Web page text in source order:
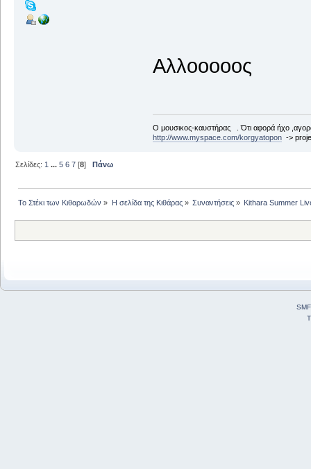
Αλλοοοοος
Ο μουσικος-καυστήρας . Ότι αφορά ήχο
http://www.myspace.com/korgyatopon->
Σελίδες: 1 ...5 6 7 [8]Πάνω
Το Στέκι των Κιθαρωδών » Η σελίδα της Κιθάρας» Συναντήσεις» Kithara Summer